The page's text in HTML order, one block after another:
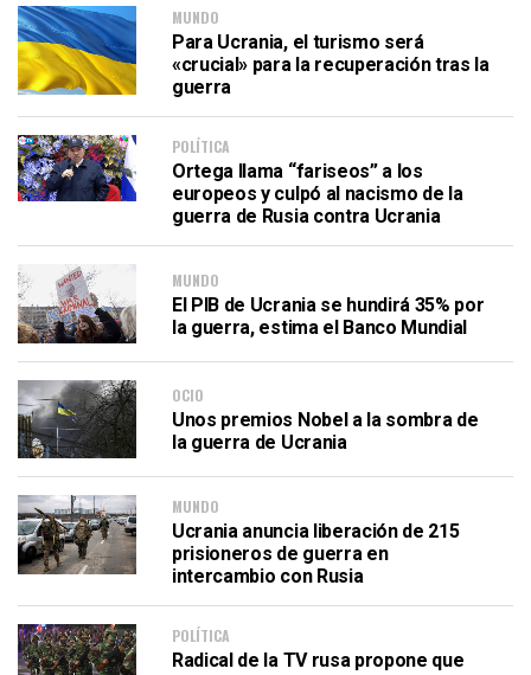
MUNDO
Para Ucrania, el turismo será
«crucial» para la recuperación tras la
guerra
POLÍTICA
Ortega llama “fariseos” a los
europeos y culpó al nacismo de la
guerra de Rusia contra Ucrania
MUNDO
El PIB de Ucrania se hundirá 35% por
la guerra, estima el Banco Mundial
OCIO
Unos premios Nobel a la sombra de
la guerra de Ucrania
MUNDO
Ucrania anuncia liberación de 215
prisioneros de guerra en
intercambio con Rusia
POLÍTICA
Radical de la TV rusa propone que